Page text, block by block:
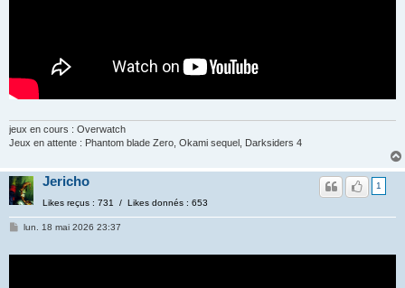
jeux en cours : Overwatch
Jeux en attente : Phantom blade Zero, Okami sequel, Darksiders 4
Jericho
Likes reçus : 731 / Likes donnés : 653
1
lun. 18 mai 2026 23:37